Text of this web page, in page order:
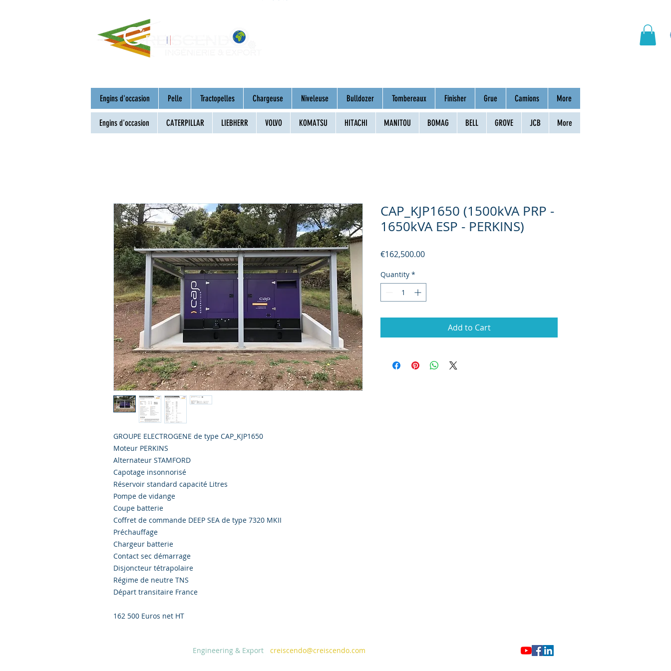
Engins d'occasion Pelle Tractopelles Chargeuse Niveleuse Bulldozer Tombereaux Finisher Grue Camions More
Engins d'occasion CATERPILLAR LIEBHERR VOLVO KOMATSU HITACHI MANITOU BOMAG BELL GROVE JCB More
GROUPE ELECTROGENE de type CAP_KJP1650
Moteur PERKINS
Alternateur STAMFORD
Capotage insonnorisé
Réservoir standard capacité Litres
Pompe de vidange
Coupe batterie
Coffret de commande DEEP SEA de type 7320 MKII
Préchauffage
Chargeur batterie
Contact sec démarrage
Disjoncteur tétrapolaire
Régime de neutre TNS
Départ transitaire France
162 500 Euros net HT
CAP_KJP1650 (1500kVA PRP -
1650kVA ESP - PERKINS)
€162,500.00Price
Quantity *
Add to Cart
Engineering & Export creiscendo@creiscendo.com